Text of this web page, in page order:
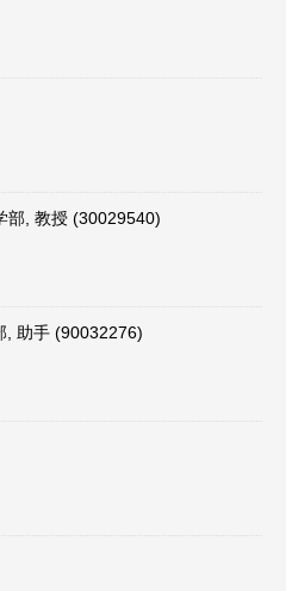
部, 教授 (30029540)
, 助手 (90032276)